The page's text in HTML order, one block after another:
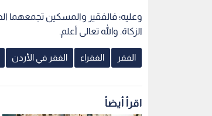
وعليه؛ فالفقير والمسكين تجمعهما
الزكاة. والله تعالى أعلم.
الفقر الفقراء الفقر في الأردن
اقرأ أيضاً